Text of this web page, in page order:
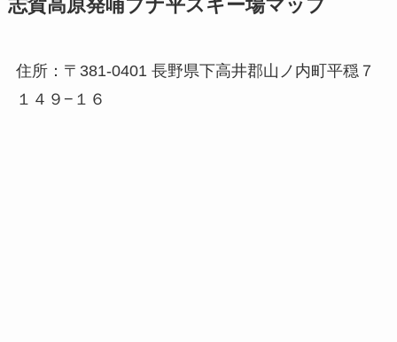
志賀高原発哺ブナ平スキー場マップ
住所：〒381-0401 長野県下高井郡山ノ内町平穏７
１４９−１６